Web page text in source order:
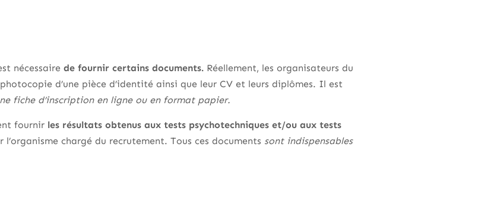
nécessaire de fournir certains documents. Réellement, les organisateurs du
d’une pièce d’identité ainsi que leur CV et leurs diplômes. Il est
fiche d’inscription en ligne ou en format papier.
fournir les résultats obtenus aux tests psychotechniques et/ou aux tests
chargé du recrutement. Tous ces documents sont indispensables